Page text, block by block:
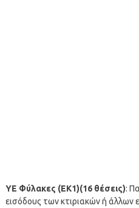
ΥΕ Φύλακες (ΕΚ1)(16 θέσεις):
εισόδους των κτιριακών ή άλλων